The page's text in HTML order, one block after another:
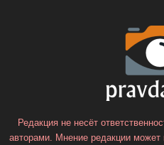
Редакция не несёт
авторами. Мнение редакции может